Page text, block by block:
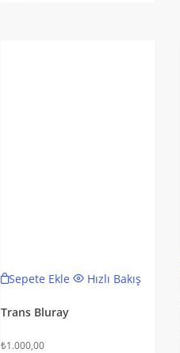
Sepete Ekle Hızlı Bakış
Trans Bluray
₺1.000,00